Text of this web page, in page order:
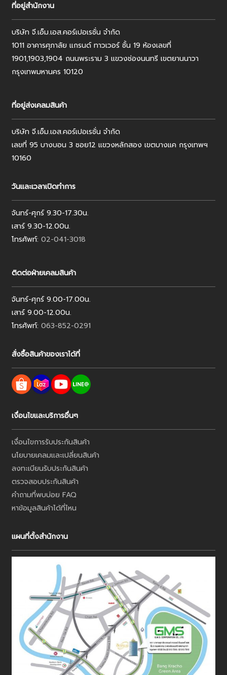
ที่อยู่สำนักงาน
บริษัท จี.เอ็ม.เอส.คอร์เปอเรชั่น จำกัด
1011 อาคารศุภาลัย แกรนด์ ทาวเวอร์ ชั้น 19 ห้องเลขที่
1901,1903,1904 ถนนพระราม 3 แขวงช่องนนทรี เขตยานนาวา
กรุงเทพมหานคร 10120
ที่อยู่ส่งเคลมสินค้า
บริษัท จี.เอ็ม.เอส.คอร์เปอเรชั่น จำกัด
เลขที่ 95 บางบอน 3 ซอย12 แขวงหลักสอง เขตบางแค กรุงเทพฯ
10160
วันและเวลาเปิดทำการ
จันทร์-ศุกร์ 9.30-17.30น.
เสาร์ 9.30-12.00น.
โทรศัพท์: 02-041-3018
ติดต่อฝ่ายเคลมสินค้า
จันทร์-ศุกร์ 9.00-17.00น.
เสาร์ 9.00-12.00น.
โทรศัพท์: 063-852-0291
สั่งซื้อสินค้าของเราได้ที่
เงื่อนไขและบริการอื่นๆ
เงื่อนไขการรับประกันสินค้า
นโยบายเคลมและเปลี่ยนสินค้า
ลงทะเบียนรับประกันสินค้า
ตรวจสอบประกันสินค้า
คำถามที่พบบ่อย FAQ
หาข้อมูลสินค้าได้ที่ไหน
แผนที่ตั้งสำนักงาน